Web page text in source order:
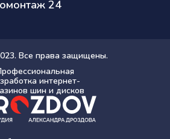
24
Все права защищены.
интернет-
шин и дисков